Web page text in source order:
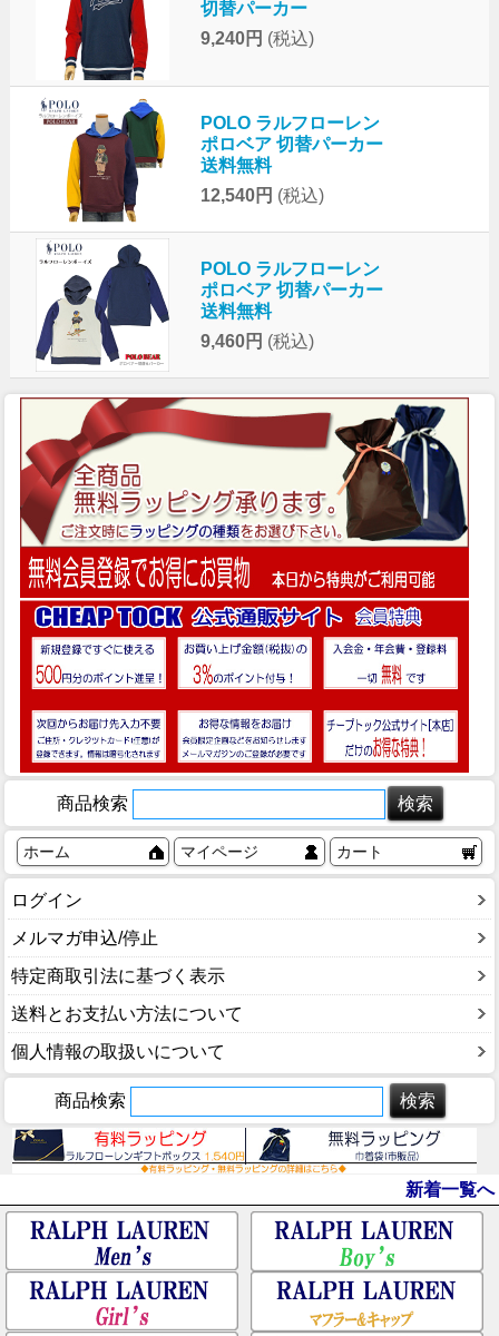
切替パーカー
9,240円 (税込)
POLO ラルフローレン
ポロベア 切替パーカー
送料無料
12,540円 (税込)
POLO ラルフローレン
ポロベア 切替パーカー
送料無料
9,460円 (税込)
商品検索
ホーム マイページ カート
ログイン
メルマガ申込/停止
特定商取引法に基づく表示
送料とお支払い方法について
個人情報の取扱いについて
商品検索
新着一覧へ